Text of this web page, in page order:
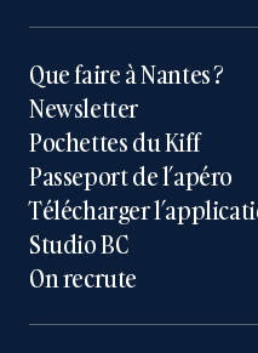
Que faire à Nantes ?
Newsletter
Pochettes du Kiff
Passeport de l’apéro
Télécharger
Studio BC
On recrute